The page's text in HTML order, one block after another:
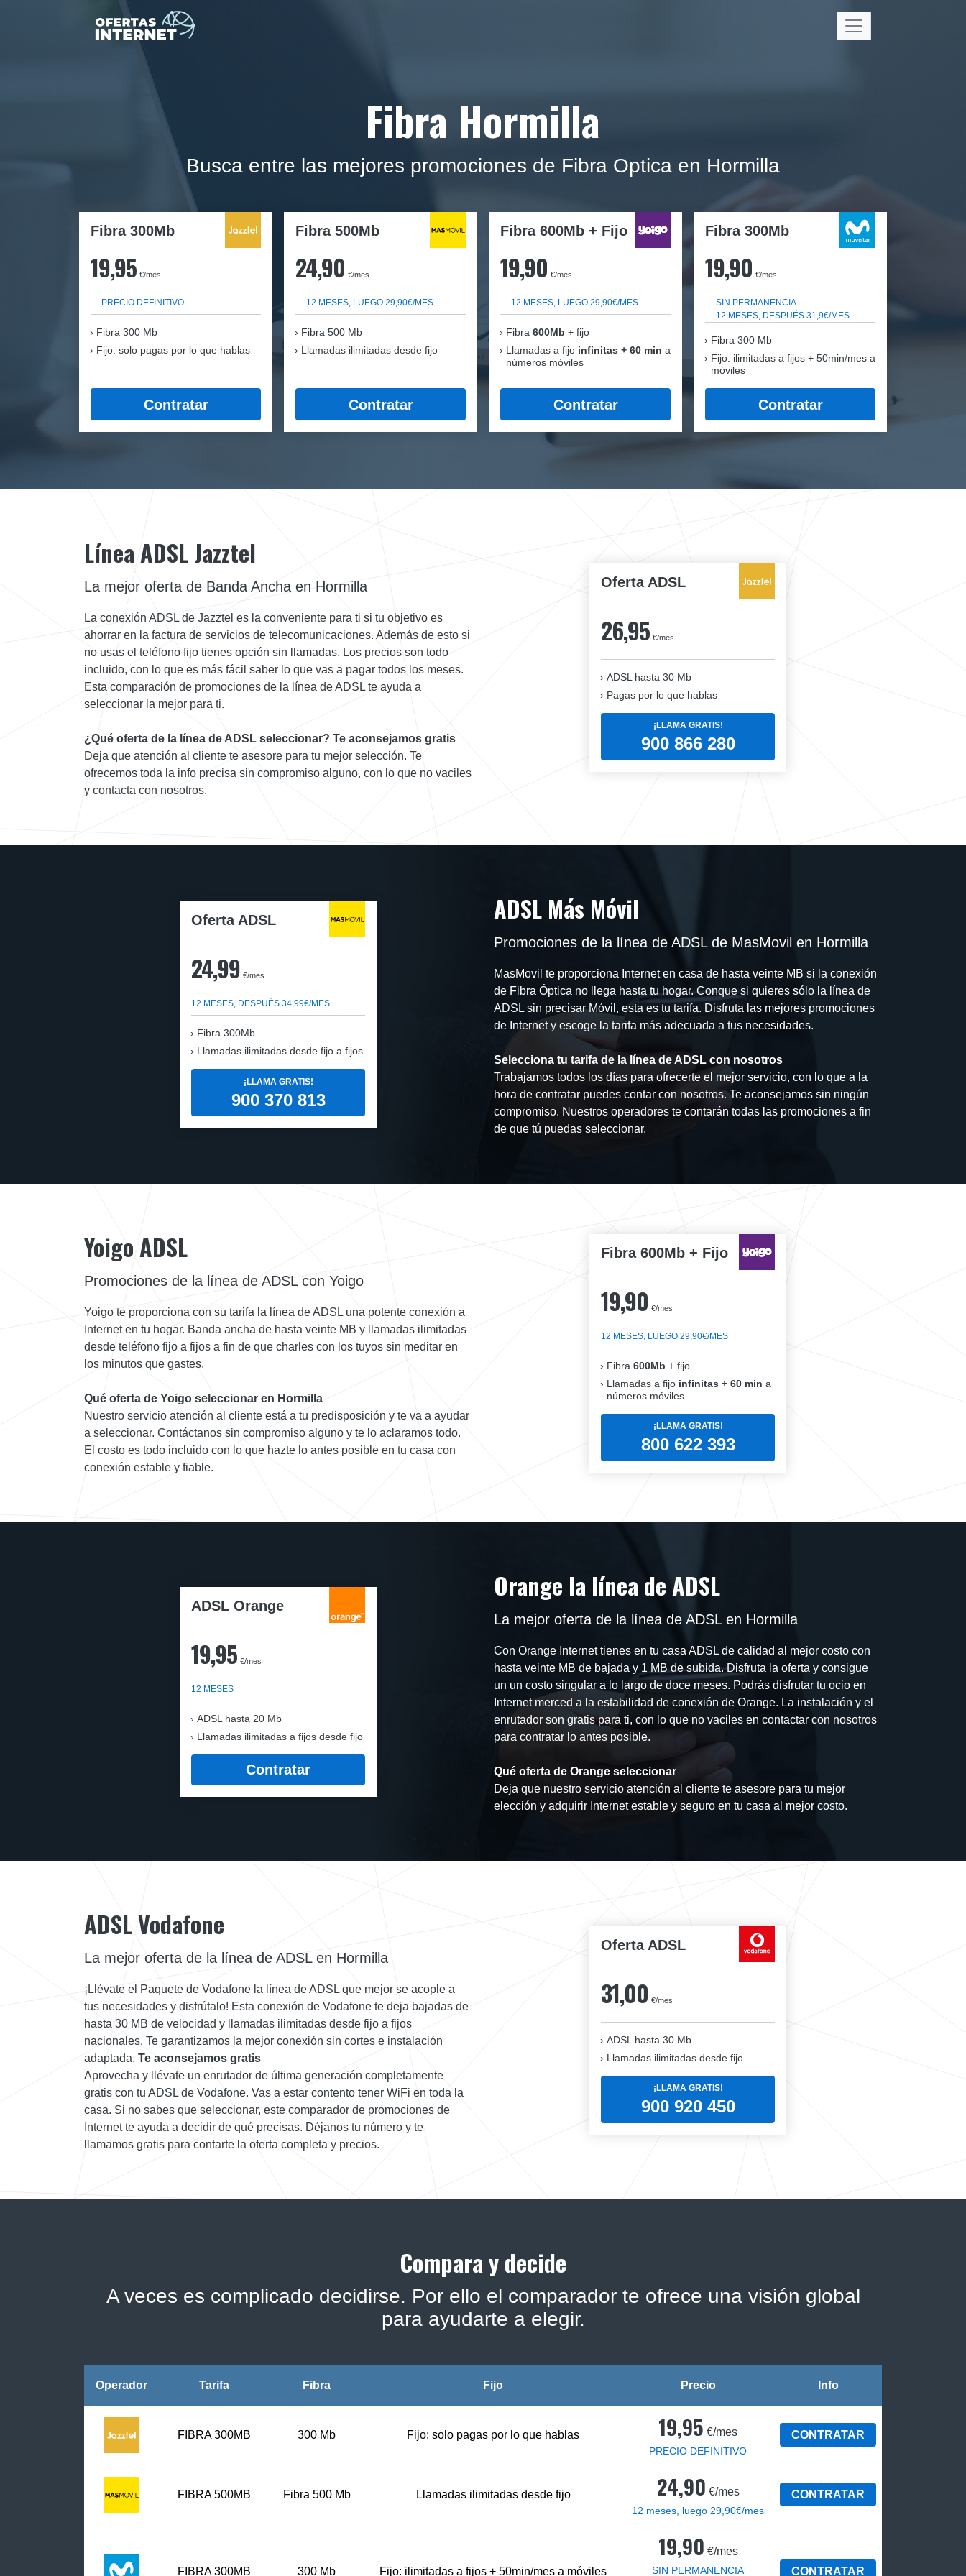
Fibra Hormilla
Busca entre las mejores promociones de Fibra Optica en Hormilla
Fibra 300Mb
19,95 €/mes
PRECIO DEFINITIVO
Fibra 300 Mb
Fijo: solo pagas por lo que hablas
Contratar
Fibra 500Mb
24,90 €/mes
12 MESES, LUEGO 29,90€/MES
Fibra 500 Mb
Llamadas ilimitadas desde fijo
Contratar
Fibra 600Mb + Fijo
19,90 €/mes
12 MESES, LUEGO 29,90€/MES
Fibra 600Mb + fijo
Llamadas a fijo infinitas + 60 min a
números móviles
Contratar
Fibra 300Mb
19,90 €/mes
SIN PERMANENCIA
12 MESES, DESPUÉS 31,9€/MES
Fibra 300 Mb
Fijo: ilimitadas a fijos + 50min/mes a
móviles
Contratar
Oferta ADSL
26,95 €/mes
ADSL hasta 30 Mb
Pagas por lo que hablas
¡LLAMA GRATIS!
900 866 280
Línea ADSL Jazztel
La mejor oferta de Banda Ancha en Hormilla
La conexión ADSL de Jazztel es la conveniente para ti si tu objetivo es
ahorrar en la factura de servicios de telecomunicaciones. Además de esto si
no usas el teléfono fijo tienes opción sin llamadas. Los precios son todo
incluido, con lo que es más fácil saber lo que vas a pagar todos los meses.
Esta comparación de promociones de la línea de ADSL te ayuda a
seleccionar la mejor para ti.
¿Qué oferta de la línea de ADSL seleccionar? Te aconsejamos gratis
Deja que atención al cliente te asesore para tu mejor selección. Te
ofrecemos toda la info precisa sin compromiso alguno, con lo que no vaciles
y contacta con nosotros.
Oferta ADSL
24,99 €/mes
12 MESES, DESPUÉS 34,99€/MES
Fibra 300Mb
Llamadas ilimitadas desde fijo a fijos
¡LLAMA GRATIS!
900 370 813
ADSL Más Móvil
Promociones de la línea de ADSL de MasMovil en Hormilla
MasMovil te proporciona Internet en casa de hasta veinte MB si la conexión
de Fibra Óptica no llega hasta tu hogar. Conque si quieres sólo la línea de
ADSL sin precisar Móvil, esta es tu tarifa. Disfruta las mejores promociones
de Internet y escoge la tarifa más adecuada a tus necesidades.
Selecciona tu tarifa de la línea de ADSL con nosotros
Trabajamos todos los días para ofrecerte el mejor servicio, con lo que a la
hora de contratar puedes contar con nosotros. Te aconsejamos sin ningún
compromiso. Nuestros operadores te contarán todas las promociones a fin
de que tú puedas seleccionar.
Fibra 600Mb + Fijo
19,90 €/mes
12 MESES, LUEGO 29,90€/MES
Fibra 600Mb + fijo
Llamadas a fijo infinitas + 60 min a
números móviles
¡LLAMA GRATIS!
800 622 393
Yoigo ADSL
Promociones de la línea de ADSL con Yoigo
Yoigo te proporciona con su tarifa la línea de ADSL una potente conexión a
Internet en tu hogar. Banda ancha de hasta veinte MB y llamadas ilimitadas
desde teléfono fijo a fijos a fin de que charles con los tuyos sin meditar en
los minutos que gastes.
Qué oferta de Yoigo seleccionar en Hormilla
Nuestro servicio atención al cliente está a tu predisposición y te va a ayudar
a seleccionar. Contáctanos sin compromiso alguno y te lo aclaramos todo.
El costo es todo incluido con lo que hazte lo antes posible en tu casa con
conexión estable y fiable.
ADSL Orange
19,95 €/mes
12 MESES
ADSL hasta 20 Mb
Llamadas ilimitadas a fijos desde fijo
Contratar
Orange la línea de ADSL
La mejor oferta de la línea de ADSL en Hormilla
Con Orange Internet tienes en tu casa ADSL de calidad al mejor costo con
hasta veinte MB de bajada y 1 MB de subida. Disfruta la oferta y consigue
un un costo singular a lo largo de doce meses. Podrás disfrutar tu ocio en
Internet merced a la estabilidad de conexión de Orange. La instalación y el
enrutador son gratis para ti, con lo que no vaciles en contactar con nosotros
para contratar lo antes posible.
Qué oferta de Orange seleccionar
Deja que nuestro servicio atención al cliente te asesore para tu mejor
elección y adquirir Internet estable y seguro en tu casa al mejor costo.
Oferta ADSL
31,00 €/mes
ADSL hasta 30 Mb
Llamadas ilimitadas desde fijo
¡LLAMA GRATIS!
900 920 450
ADSL Vodafone
La mejor oferta de la línea de ADSL en Hormilla
¡Llévate el Paquete de Vodafone la línea de ADSL que mejor se acople a
tus necesidades y disfrútalo! Esta conexión de Vodafone te deja bajadas de
hasta 30 MB de velocidad y llamadas ilimitadas desde fijo a fijos
nacionales. Te garantizamos la mejor conexión sin cortes e instalación
adaptada. Te aconsejamos gratis
Aprovecha y llévate un enrutador de última generación completamente
gratis con tu ADSL de Vodafone. Vas a estar contento tener WiFi en toda la
casa. Si no sabes que seleccionar, este comparador de promociones de
Internet te ayuda a decidir de qué precisas. Déjanos tu número y te
llamamos gratis para contarte la oferta completa y precios.
Compara y decide
A veces es complicado decidirse. Por ello el comparador te ofrece una visión global
para ayudarte a elegir.
Operador Tarifa Fibra Fijo Precio Info
FIBRA 300MB 300 Mb Fijo: solo pagas por lo que hablas 19,95 €/mes
PRECIO DEFINITIVO
CONTRATAR
FIBRA500MB Fibra 500 Mb Llamadas ilimitadas desde fijo 24,90 €/mes
12 meses, luego 29,90€/mes
CONTRATAR
FIBRA 300MB 300 Mb Fijo: ilimitadas a fijos + 50min/mes a móviles
19,90 €/mes
SIN PERMANENCIA CONTRATAR